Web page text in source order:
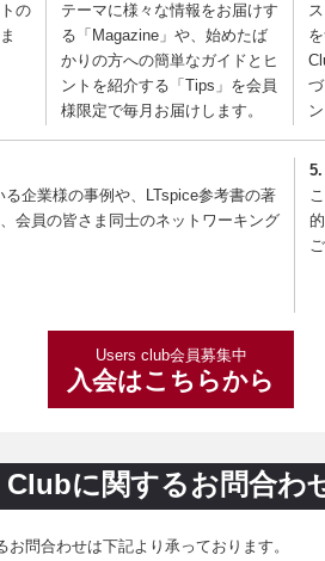
の
テーマに様々な情報をお届けす
る「Magazine」や、始めたば
かりの方への簡単なガイドとヒ
ントを紹介する「Tips」を会員
様限定で毎月お届けします。
る企業様の事例や、LTspice参考書の著
会員の皆さま同士のネットワーキング
Users club会員募集中
入会はこちらから
に関するお問合わ
お問合わせは下記より承っております。